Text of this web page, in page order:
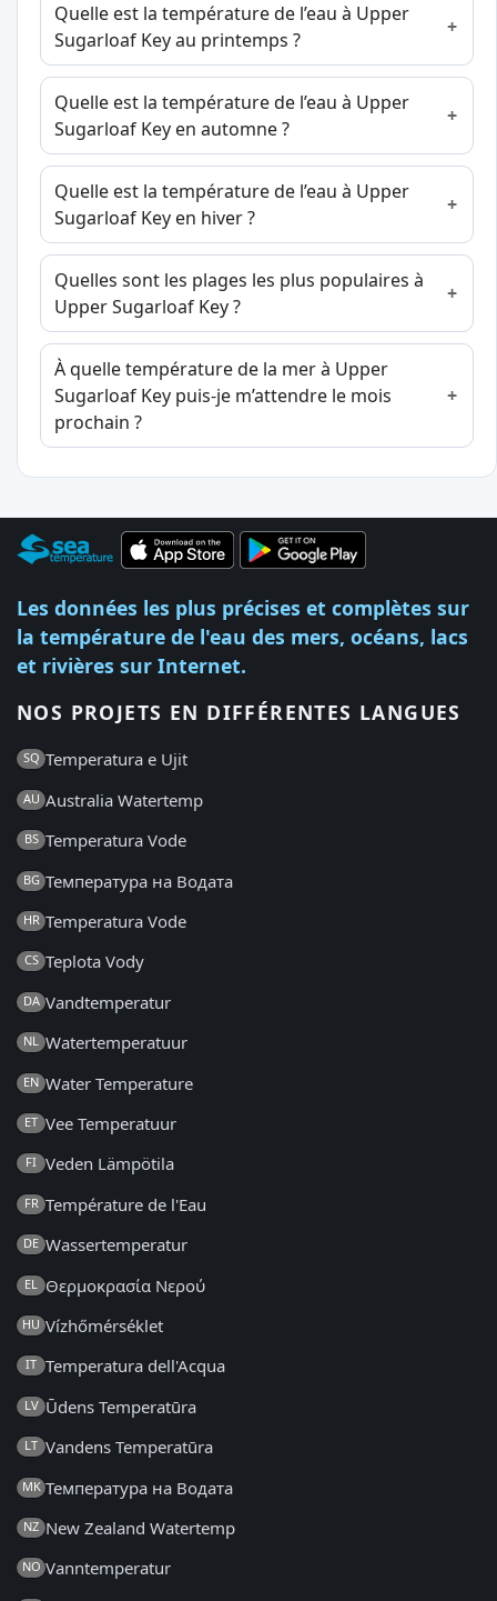
Quelle est la température de l’eau à Upper
Sugarloaf Key au printemps ?
Quelle est la température de l’eau à Upper
Sugarloaf Key en automne ?
Quelle est la température de l’eau à Upper
Sugarloaf Key en hiver ?
Quelles sont les plages les plus populaires à
Upper Sugarloaf Key ?
À quelle température de la mer à Upper
Sugarloaf Key puis-je m’attendre le mois
prochain ?
Les données les plus précises et complètes sur
la température de l'eau des mers, océans, lacs
et rivières sur Internet.
NOS PROJETS EN DIFFÉRENTES LANGUES
SQ Temperatura e Ujit
AU Australia Watertemp
BS Temperatura Vode
BG Температура на Водата
HR Temperatura Vode
CS Teplota Vody
DA Vandtemperatur
NL Watertemperatuur
EN Water Temperature
ET Vee Temperatuur
FI Veden Lämpötila
FR Température de l'Eau
DE Wassertemperatur
EL Θερμοκρασία Νερού
HU Vízhőmérséklet
IT Temperatura dell'Acqua
LV Ūdens Temperatūra
LT Vandens Temperatūra
MK Температура на Водата
NZ New Zealand Watertemp
NO Vanntemperatur